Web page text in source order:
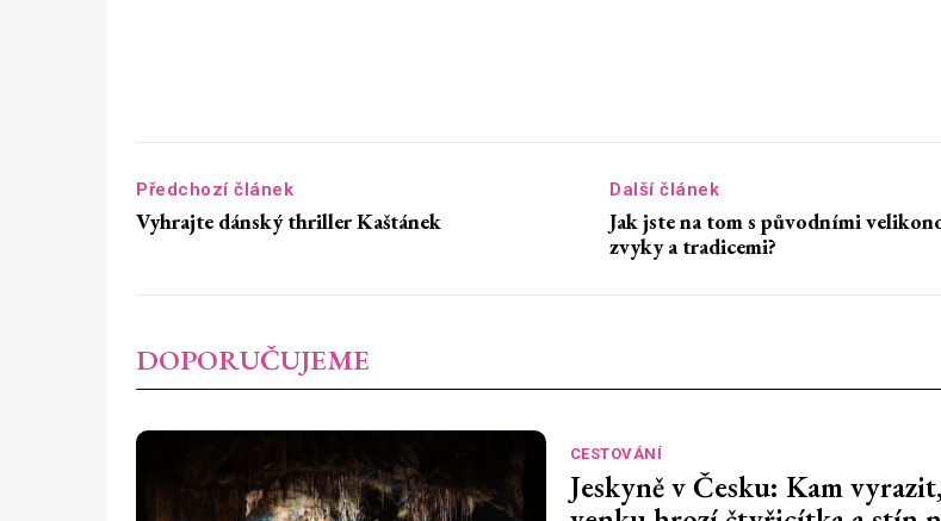
Předchozí článek
Vyhrajte dánský thriller Kaštánek
Další článek
Jak jste na tom s původními
zvyky a tradicemi?
DOPORUČUJEME
CESTOVÁNÍ
Jeskyně v Česku: Kam